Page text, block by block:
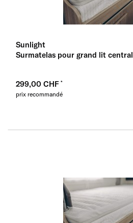
Sunlight
Surmatelas pour grand lit central
299,00 CHF
prix recommandé